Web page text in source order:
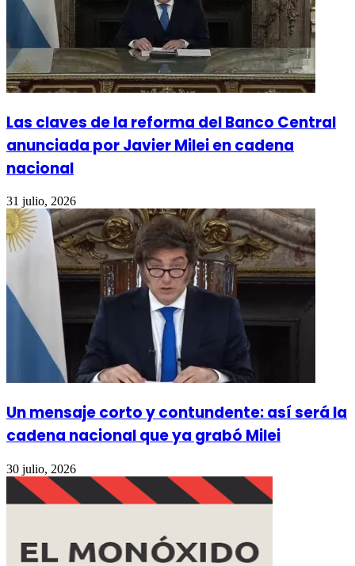
Las claves de la reforma del Banco Central
anunciada por Javier Milei en cadena
nacional
31 julio, 2026
Un mensaje corto y contundente: así será la
cadena nacional que ya grabó Milei
30 julio, 2026